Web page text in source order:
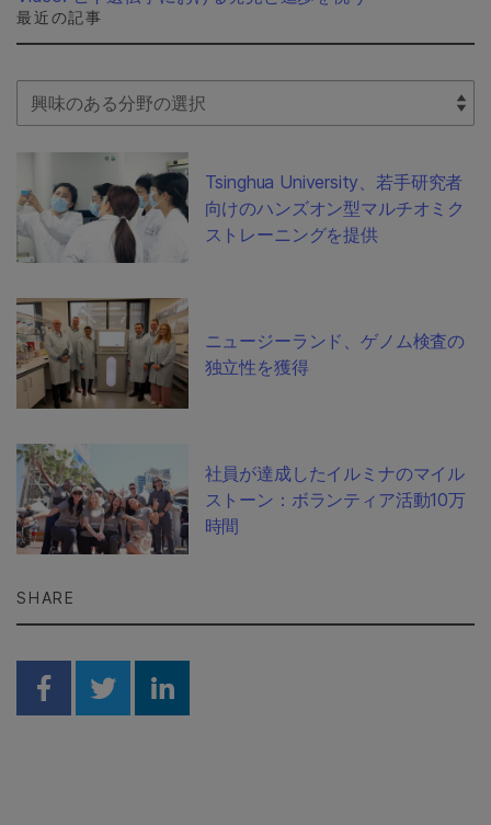
最近の記事
Select Filter
Tsinghua University、若手研究者
向けのハンズオン型マルチオミク
ストレーニングを提供
ニュージーランド、ゲノム検査の
独立性を獲得
社員が達成したイルミナのマイル
ストーン：ボランティア活動10万
時間
SHARE
Share on Facebook
Share on Twitter
Share on Linkedin